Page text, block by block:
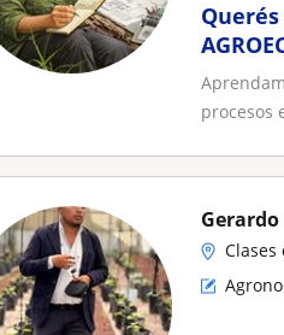
procesos
Gerardo